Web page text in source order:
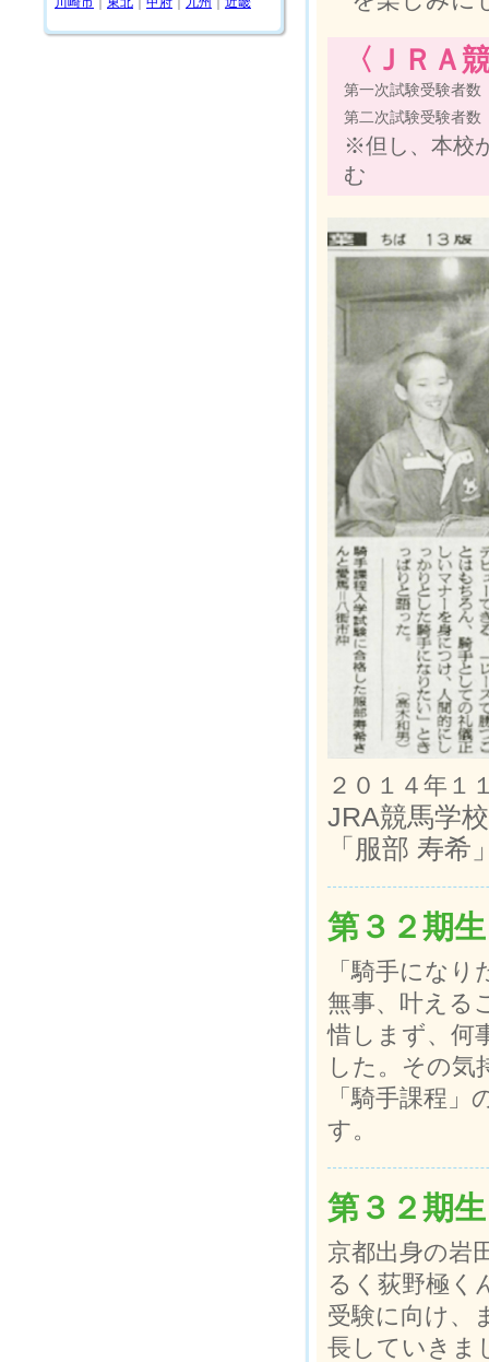
〈ＪＲＡ
第一次試験受験者数
第二次試験受験者数
※但し、本校
む
２０１４年
JRA競馬学
「服部 寿希
第３２期生
「騎手にな
無事、叶える
惜しまず、何
した。その気
「騎手課程
す。
第３２期生
京都出身の岩
るく荻野極く
受験に向け、
長していきま